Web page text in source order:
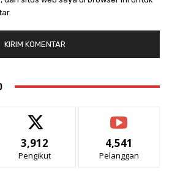
3,912
Pengikut
4,541
Pelanggan